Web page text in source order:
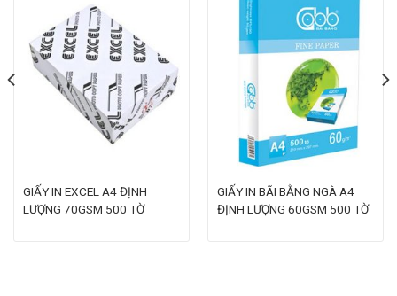
GIẤY IN EXCEL A4 ĐỊNH
LƯỢNG 70GSM 500 TỜ
GIẤY IN BÃI BẰNG NGÀ A4
ĐỊNH LƯỢNG 60GSM 500 TỜ